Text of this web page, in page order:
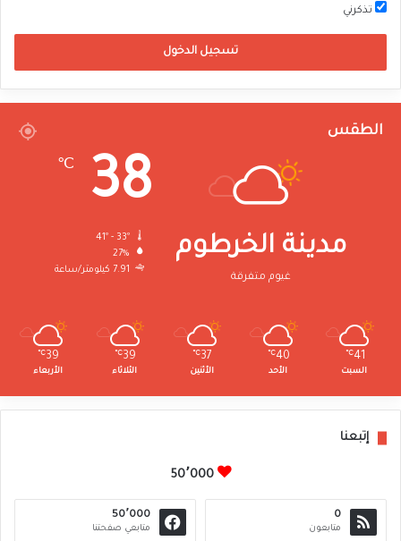
تذكرني
تسجيل الدخول
الطقس
مدينة الخرطوم
غيوم متفرقة
38
℃
27%
7.91 كيلومتر/ساعة
41
℃
السبت
40
℃
الأحد
37
℃
الأثنين
39
℃
الثلاثاء
39
℃
الأربعاء
إتبعنا
50٬000
0
متابعون
50٬000
متابعي صفحتنا